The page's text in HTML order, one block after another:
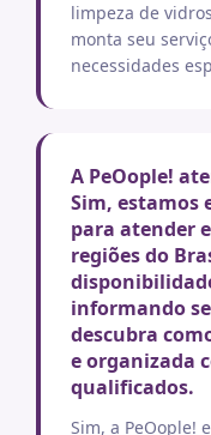
limpeza de
monta seu
necessidades
A PeOople!
Sim, estamos
para atender
regiões do
informando
descubra
e organizada
qualificados.
Sim, a PeOople!